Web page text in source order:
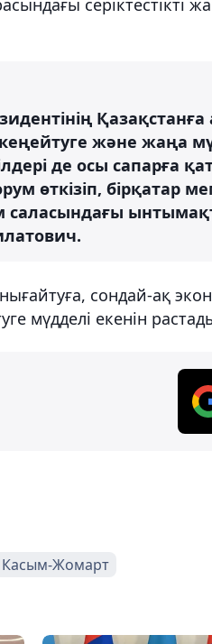
және жаңа
де осы сапарға
өткізіп, бірқатар
саласындағы
сондай-ақ
мүдделі екенін
Касым-Жомарт